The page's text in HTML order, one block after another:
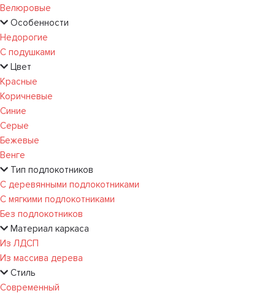
Велюровые
Особенности
Недорогие
С подушками
Цвет
Красные
Коричневые
Синие
Серые
Бежевые
Венге
Тип подлокотников
С деревянными подлокотниками
С мягкими подлокотниками
Без подлокотников
Материал каркаса
Из ЛДСП
Из массива дерева
Стиль
Современный